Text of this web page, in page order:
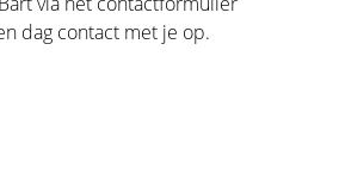
dag contact met je op.